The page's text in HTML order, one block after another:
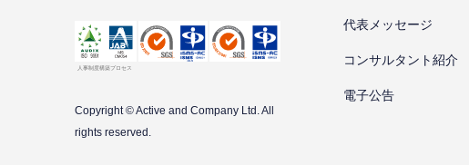
Copyright © Active and Company Ltd. All
rights reserved.
代表メッセージ
コンサルタント紹介
電子公告